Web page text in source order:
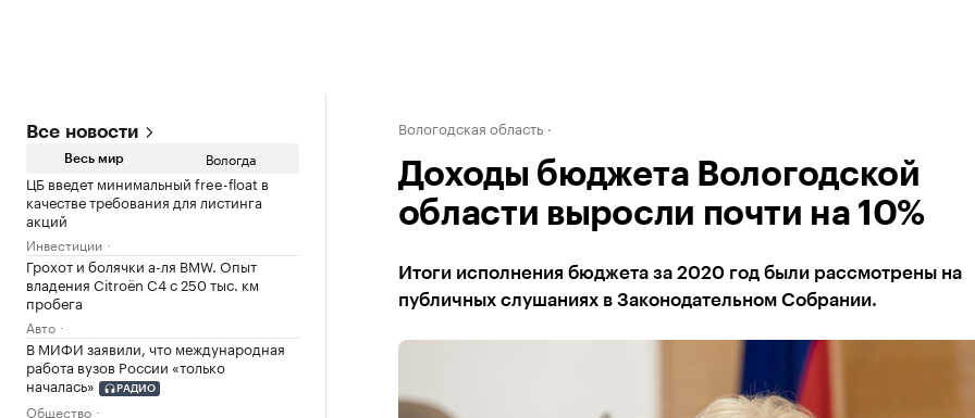
Все новости
Весь мир Вологда
ЦБ введет минимальный free-float в
качестве требования для листинга
акций
Инвестиции
Грохот и болячки а-ля BMW. Опыт
владения Citroёn C4 с 250 тыс. км
пробега
Авто
В МИФИ заявили, что международная
работа вузов России «только
началась»
РАДИО
Общество
Вологодская область
Доходы бюджета Вологодской
области выросли почти на 10%
Итоги исполнения бюджета за 2020 год были рассмотрены на
публичных слушаниях в Законодательном Собрании.